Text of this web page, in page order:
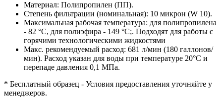
Материал: Полипропилен (ПП).
Степень фильтрации (номинальная): 10 микрон (W 10).
Максимальная рабочая температура: для полипропилена
- 82 °C, для полиэфира - 149 °C;. Подходят для работы с
горячими технологическими жидкостями
Макс. рекомендуемый расход: 681 л/мин (180 галлонов/
мин). Расход указан для воды при температуре 20°C и
перепаде давления 0,1 МПа.
* Бесплатный образец - Условия предоставления уточняйте у
менеджеров.